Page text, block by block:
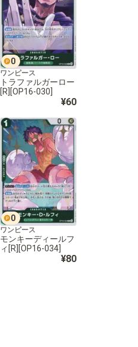
0
ワンピース
トラファルガーロー
[R][OP16-030]
¥60
0
ワンピース
モンキーディールフ
ィ[R][OP16-034]
¥80